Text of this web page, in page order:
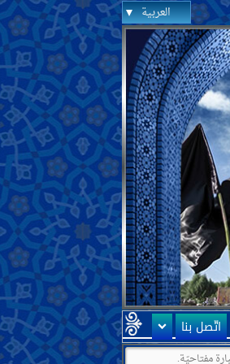
العربية
اتّصل بنا
السلام! سؤالي أنّه كيف يمكن تفهيم